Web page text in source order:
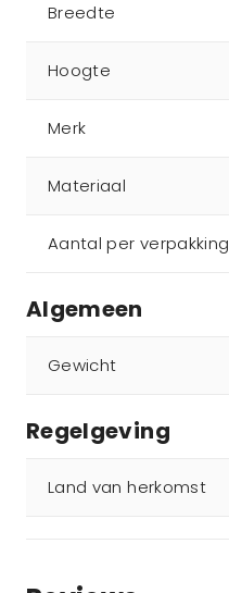
Breedte
Hoogte
Merk
Materiaal
Aantal per verpakking
Algemeen
Gewicht
Regelgeving
Land van herkomst